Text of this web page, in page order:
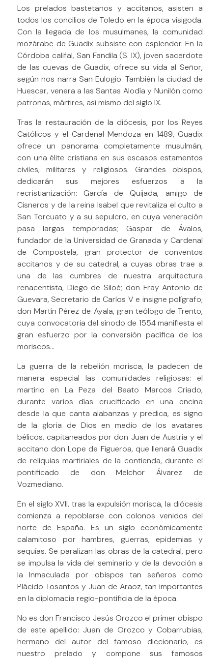
Los prelados bastetanos y accitanos, asisten a
todos los concilios de Toledo en la época visigoda.
Con la llegada de los musulmanes, la comunidad
mozárabe de Guadix subsiste con esplendor. En la
Córdoba califal, San Fandila (S. IX), joven sacerdote
de las cuevas de Guadix, ofrece su vida al Señor,
según nos narra San Eulogio. También la ciudad de
Huescar, venera a las Santas Alodía y Nunilón como
patronas, mártires, así mismo del siglo IX.
Tras la restauración de la diócesis, por los Reyes
Católicos y el Cardenal Mendoza en 1489, Guadix
ofrece un panorama completamente musulmán,
con una élite cristiana en sus escasos estamentos
civiles, militares y religiosos. Grandes obispos,
dedicarán sus mejores esfuerzos a la
recristianización: García de Quijada, amigo de
Cisneros y de la reina Isabel que revitaliza el culto a
San Torcuato y a su sepulcro, en cuya veneración
pasa largas temporadas; Gaspar de Ávalos,
fundador de la Universidad de Granada y Cardenal
de Compostela, gran protector de conventos
accitanos y de su catedral, a cuyas obras trae a
una de las cumbres de nuestra arquitectura
renacentista, Diego de Siloé; don Fray Antonio de
Guevara, Secretario de Carlos V e insigne polígrafo;
don Martín Pérez de Ayala, gran teólogo de Trento,
cuya convocatoria del sínodo de 1554 manifiesta el
gran esfuerzo por la conversión pacífica de los
moriscos…
La guerra de la rebelión morisca, la padecen de
manera especial las comunidades religiosas: el
martirio en La Peza del Beato Marcos Criado,
durante varios días crucificado en una encina
desde la que canta alabanzas y predica, es signo
de la gloria de Dios en medio de los avatares
bélicos, capitaneados por don Juan de Austria y el
accitano don Lope de Figueroa, que llenará Guadix
de reliquias martiriales de la contienda, durante el
pontificado de don Melchor Álvarez de
Vozmediano.
En el siglo XVII, tras la expulsión morisca, la diócesis
comienza a repoblarse con colonos venidos del
norte de España. Es un siglo económicamente
calamitoso por hambres, guerras, epidemias y
sequías. Se paralizan las obras de la catedral, pero
se impulsa la vida del seminario y de la devoción a
la Inmaculada por obispos tan señeros como
Plácido Tosantos y Juan de Araoz, tan importantes
en la diplomacia regio-pontificia de la época.
No es don Francisco Jesús Orozco el primer obispo
de este apellido: Juan de Orozco y Cobarrubias,
hermano del autor del famoso diccionario, es
nuestro prelado y compone sus famosos